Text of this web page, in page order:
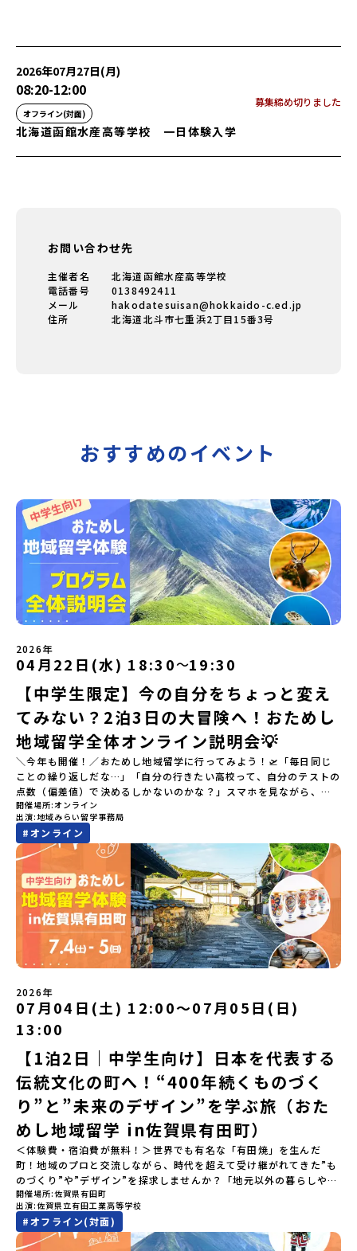
2026年07月27日(月)
08:20-12:00
オフライン(対面)
北海道函館水産高等学校 一日体験入学
募集締め切りました
お問い合わせ先
主催者名
北海道函館水産高等学校
電話番号
0138492411
メール
hakodatesuisan@hokkaido-c.ed.jp
住所
北海道北斗市七重浜2丁目15番3号
おすすめのイベント
2026年
04月22日(水) 18:30〜19:30
【中学生限定】今の自分をちょっと変え
てみない？2泊3日の大冒険へ！おためし
地域留学全体オンライン説明会💡
＼今年も開催！／おためし地域留学に行ってみよう！🛫「毎日同じ
ことの繰り返しだな…」「自分の行きたい高校って、自分のテストの
点数（偏差値）で決めるしかないのかな？」スマホを見ながら、進
路にモヤモヤしているそこのあなたへ！👀テストの点数ではなく、
あなたの「ワクワク（＝自分軸）」で進路を選ぶ。そんな新しい選
択肢が、「地域みらい留学」です。「でも、いきなり知らない土地
の高校に進学するなんて不安…」そんな人のために、2泊3日で気軽
にプチ体験できる【おためし地域留学】の魅力を凝縮したオンライ
ン説明会のアーカイブ（録画）を公開中です！✨＼🔥ここがすごい！
🔥／おためし地域留学 3つのワクワク🔥🔥 ①スマホじゃわからない
「圧倒的な感動」！教科書を読むだけじゃわからない、その地域な
らではの大自然や歴史を「五感」でフル体験！カヌーに乗ったり、
伝統文化に触れたり、本物の冒険が待っています！🔥 ②「初めまし
て」が「一生の友達」に変わる！全国から「新しいことに挑戦した
い！」「今の自分を変えたい！」と思っている同世代の中学生が大
集合！地元の高校生と一緒にご飯を食べて語り合えば、たった数日
で最高の仲間になる！🔥 ③宿泊費・体験費はなんと【無料】！親元
を離れる初めての一人旅でも大丈夫。頼れるスタッフがしっかりサ
ポートするので安心・安全です！ーーーーーーーーーーーーーーー
ーーーーーーーーー📺 全体オンライン説明会（アーカイブ配信）
2026年4月22日に開催された説明会の録画をご覧いただけます。こ
の動画を見れば、あなたの「なんとなく不安」が「絶対に行ってみ
たい！」に変わるはず💡お家からリラックスして視聴してみてくだ
さいね😊▶︎全体説明会のアーカイブはこちら（アーカイブを視聴す
る）YouTube：https://youtu.be/Yt8nd04aNgA?
si=e5erbspvwz5O8_uF【アーカイブ内容】・おためし地域留学の
魅力・メリット・2026年度、日本全国20以上の対象地域について・
安心のサポート体制・質疑応答※各地域の詳細なプログラムは、以
下の【STEP2】個別説明会にて紹介しています。ーーーーーーーー
ーーーーーーーーーーーーーーーー💡疑問も不安もワクワクに変え
る！2つのステップ知りたいことに合わせて、2つの説明会をご活用
ください！【STEP1】全体オンライン説明会の視聴（☆上の動画で
いつでも視聴可能です） 〜まずは「おためし地域留学」を知りたい
開催場所 オンライン
出演 地域みらい留学事務局
#オンライン
2026年
07月04日(土) 12:00〜07月05日(日)
13:00
【1泊2日｜中学生向け】日本を代表する
伝統文化の町へ！“400年続くものづく
り”と”未来のデザイン”を学ぶ旅（おた
めし地域留学 in佐賀県有田町）
＜体験費・宿泊費が無料！＞世界でも有名な「有田焼」を生んだ
町！地域のプロと交流しながら、時代を超えて受け継がれてきた”も
のづくり”や”デザイン”を探求しませんか？「地元以外の暮らしや文
化が気になる。いつか留学してみたい！」「豊かな自然と伝統文
化、町並みに興味がある！」「ものづくりやきれいなデザインが好
き！」そんな中学生のみなさんにおすすめ！「おためし地域留学体
験」は、日本全国約200の高校と連携し、地域の枠を超えて学校生活
開催場所 佐賀県有田町
出演 佐賀県立有田工業高等学校
#オフライン(対面)